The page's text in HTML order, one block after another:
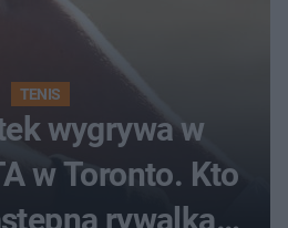
TENIS
wygrywa w
w Toronto. Kto
rywalką